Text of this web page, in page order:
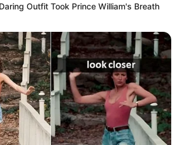
Outfit Took Prince William's Breath